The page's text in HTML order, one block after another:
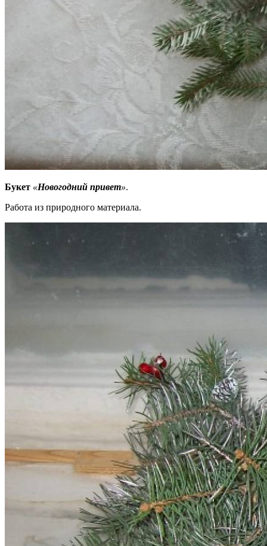
Букет «Новогодний привет».
Работа из природного материала.